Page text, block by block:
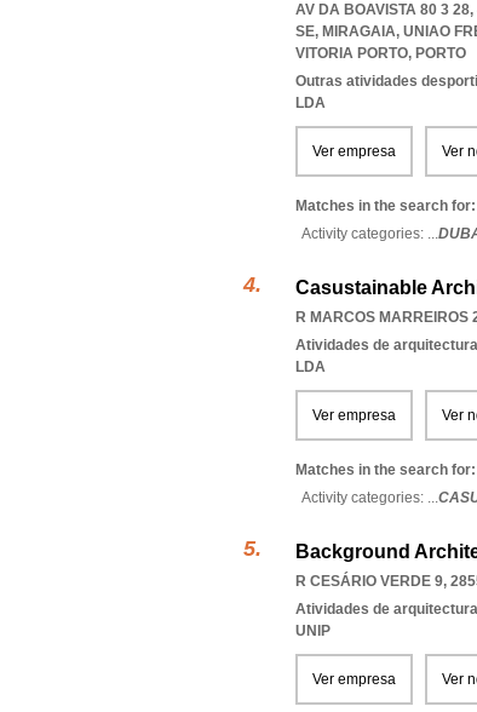
AV DA BOAVISTA 80 3
SE, MIRAGAIA, UNIAO
VITORIA PORTO, PORTO
Outras atividades
LDA
Ver empresa Ver
Matches in the search for:
Activity categories: ...
Casustainable
R MARCOS MARREIROS
Atividades de arquitectura
LDA
Ver empresa Ver
Matches in the search for:
Activity categories: ...
Background
R CESÁRIO VERDE 9,
Atividades de arquitectura
UNIP
Ver empresa Ver